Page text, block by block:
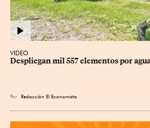
VIDEO
Despliegan mil 557 elementos por
Por Redacción El Economista